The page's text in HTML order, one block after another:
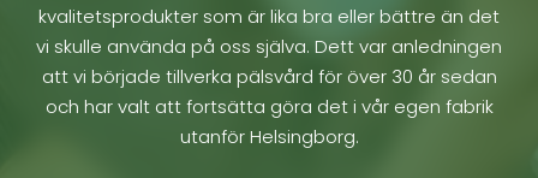
kvalitetsprodukter som är lika bra eller bättre än det
vi skulle använda på oss själva. Dett var anledningen
att vi började tillverka pälsvård för över 30 år sedan
och har valt att fortsätta göra det i vår egen fabrik
utanför Helsingborg.